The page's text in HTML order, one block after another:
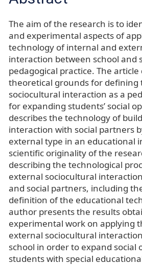
The aim of the research is to
and experimental aspects of
technology of internal and
interaction between school and
pedagogical practice. The article
theoretical grounds for defining
sociocultural interaction as a
for expanding students’ social
describes the technology of
interaction with social partners
external type in an educational
scientific originality of the
describing the technological
external sociocultural
and social partners, including
definition of the educational
author presents the results
experimental work on applying
external sociocultural
school in order to expand social
students with special